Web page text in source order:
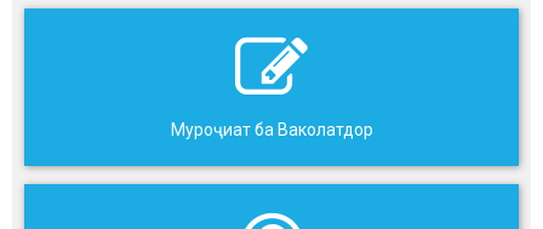
Муроҷиат ба Ваколатдор